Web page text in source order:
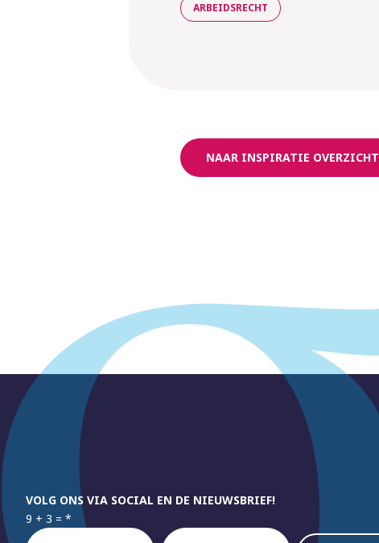
ARBEIDSRECHT
NAAR INSPIRATIE OVERZICHT
VOLG ONS VIA SOCIAL EN DE NIEUWSBRIEF!
9 + 3 = *